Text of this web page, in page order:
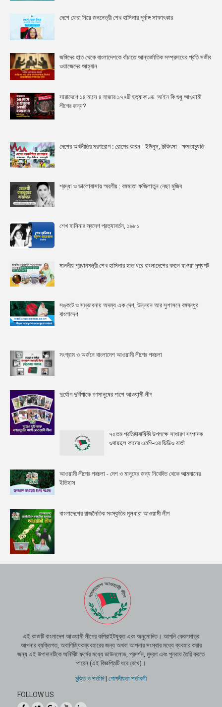
দেশে ফেরা নিয়ে জননেত্রী শেখ হাসিনার পূর্নাঙ্গ সাক্ষাৎকার
জঙ্গিদের হাত থেকে বাংলাদেশকে বাঁচাতে আন্তর্জাতিক সম্প্রদায়ের প্রতি সজীব
ওয়াজেদের আহ্বান
সারাদেশে ১৪ মাসে ৪ হাজার ১৭৭টি হত্যাকাণ্ড: আইন কি শুধু আওয়ামী
লীগের জন্য?
দেশের অর্থনীতির মরণরোগ : রোগের কারন - ইউনুস, চিকিৎসা - ক্ষমতাচ্যুতি
শ্রদ্ধা ও ভালোবাসায় স্মরণীয় : বঙ্গমাতা ফজিলাতুন নেছা মুজিব
শেখ হাসিনার স্বদেশ প্রত্যাবর্তন, ১৯৮১
মাননীয় প্রধানমন্ত্রী শেখ হাসিনার হাত ধরে বাংলাদেশের বদলে যাওয়া দৃশ্যপট
সঙ্কটে ও সম্ভাবনায় অদম্য এক দেশ, উন্নয়ন আর সুশাসনে বঙ্গবন্ধুর
বাংলাদেশ
সংগ্রাম ও অর্জনে বাংলাদেশ আওয়ামী লীগের পথচলা
দুর্যোগ দুর্বিপাকে গণমানুষের পাশে আওযা়মী লীগ
৭৫তম প্রতিষ্ঠাবার্ষিকী উপলক্ষে সাধারণ সম্পাদক
ওবায়দুল কাদের এমপি-এর ভিডিও বার্তা
আওয়ামী লীগের পথচলা - দেশ ও মানুষের জন্য নিবেদিত থেকে আত্মদানের
ইতিহাস
বাংলাদেশের রাজনৈতিক সংস্কৃতির মূলধারা আওয়ামী লীগ
এই কাজটি বাংলাদেশ আওয়ামী লীগের কপিরাইটযুক্ত এবং অনুমোদিত। আপনি কেবলমাত্র
আপনার ব্যক্তিগত, অবাণিজ্যিকব্যবহারের জন্য অথবা আপনার সংস্থার মধ্যে ব্যবহার করার
জন্য এই উপাদানটিকে অনির্দিষ্ট ফর্মের মধ্যে ডাউনলোড, প্রদর্শন, মুদ্রণ এবং পুনরায় তৈরি করতে
পারেন (এই বিজ্ঞপ্তিটি ধরে রেখে)।
চুক্তি ও শর্তাদি| গোপনীয়তা শর্তাবলী
FOLLOW US